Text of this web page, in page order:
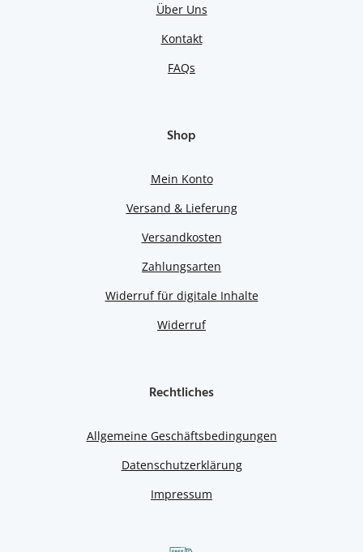
Über Uns
Kontakt
FAQs
Shop
Mein Konto
Versand & Lieferung
Versandkosten
Zahlungsarten
Widerruf für digitale Inhalte
Widerruf
Rechtliches
Allgemeine Geschäftsbedingungen
Datenschutzerklärung
Impressum